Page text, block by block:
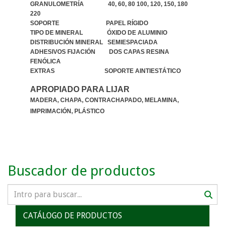
GRANULOMETRÍA 40, 60, 80 100, 120, 150, 180
220
SOPORTE PAPEL RÍGIDO
TIPO DE MINERAL ÓXIDO DE ALUMINIO
DISTRIBUCIÓN MINERAL SEMIESPACIADA
ADHESIVOS FIJACIÓN DOS CAPAS RESINA
FENÓLICA
EXTRAS SOPORTE AINTIESTÁTICO
APROPIADO PARA LIJAR
MADERA, CHAPA, CONTRACHAPADO, MELAMINA,
IMPRIMACIÓN, PLÁSTICO
Buscador de productos
CATÁLOGO DE PRODUCTOS